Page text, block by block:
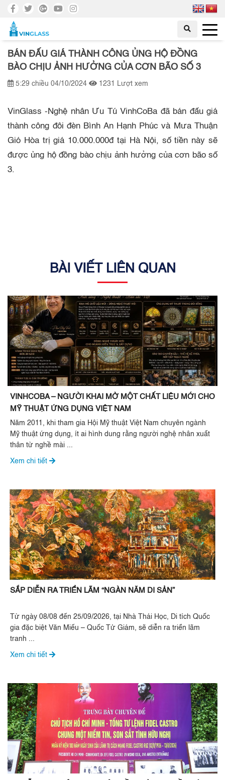
BÁN ĐẤU GIÁ THÀNH CÔNG ỦNG HỘ ĐỒNG
BÀO CHỊU ẢNH HƯỞNG CỦA CƠN BÃO SỐ 3
5:29 chiều 04/10/2024 1231 Lượt xem
VinGlass -Nghệ nhân Ưu Tú VinhCoBa đã bán đấu giá
thành công đôi đèn Bình An Hạnh Phúc và Mưa Thuận
Gió Hòa trị giá 10.000.000đ tại Hà Nội, số tiền này sẽ
được ủng hộ đồng bào chịu ảnh hưởng của cơn bão số
3.
BÀI VIẾT LIÊN QUAN
VINHCOBA – NGƯỜI KHAI MỞ MỘT CHẤT LIỆU MỚI CHO
MỸ THUẬT ỨNG DỤNG VIỆT NAM
Năm 2011, khi tham gia Hội Mỹ thuật Việt Nam chuyên ngành
Mỹ thuật ứng dụng, ít ai hình dung rằng người nghệ nhân xuất
thân từ nghề mài ...
Xem chi tiết
SẮP DIỄN RA TRIỂN LÃM “NGÀN NĂM DI SẢN”
Từ ngày 08/08 đến 25/09/2026, tại Nhà Thái Học, Di tích Quốc
gia đặc biệt Văn Miếu – Quốc Tử Giám, sẽ diễn ra triển lãm
tranh ...
Xem chi tiết